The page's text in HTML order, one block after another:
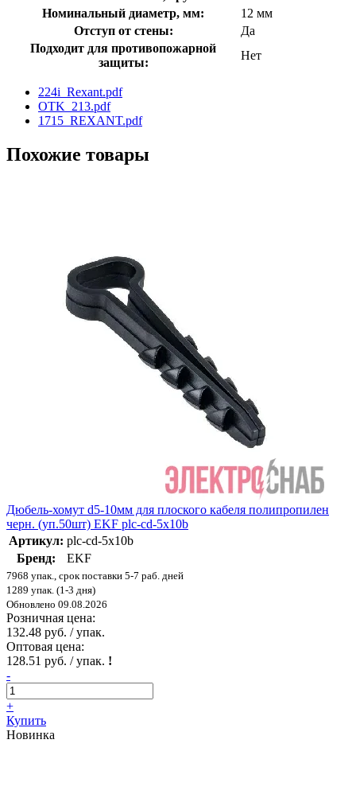
Номинальный диаметр, мм:
12 мм
Отступ от стены:
Да
Подходит для противопожарной
защиты:
Нет
224i_Rexant.pdf
OTK_213.pdf
1715_REXANT.pdf
Похожие товары
Дюбель-хомут d5-10мм для плоского кабеля полипропилен
черн. (уп.50шт) EKF plc-cd-5x10b
Артикул: plc-cd-5x10b
Бренд:
EKF
7968 упак., срок поставки 5-7 раб. дней
1289 упак. (1-3 дня)
Обновлено 09.08.2026
Розничная цена:
132.48 руб. / упак.
Оптовая цена:
128.51 руб. / упак. !
-
+
Купить
Новинка